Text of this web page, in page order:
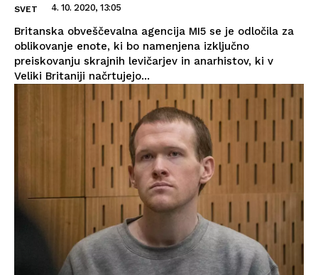
SVET 4. 10. 2020, 13:05
Britanska obveščevalna agencija MI5 se je odločila za
oblikovanje enote, ki bo namenjena izključno
preiskovanju skrajnih levičarjev in anarhistov, ki v
Veliki Britaniji načrtujejo...